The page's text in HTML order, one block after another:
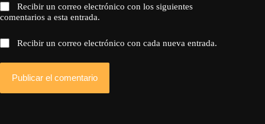
Recibir un correo electrónico con los siguientes
comentarios a esta entrada.
Recibir un correo electrónico con cada nueva entrada.
Publicar el comentario